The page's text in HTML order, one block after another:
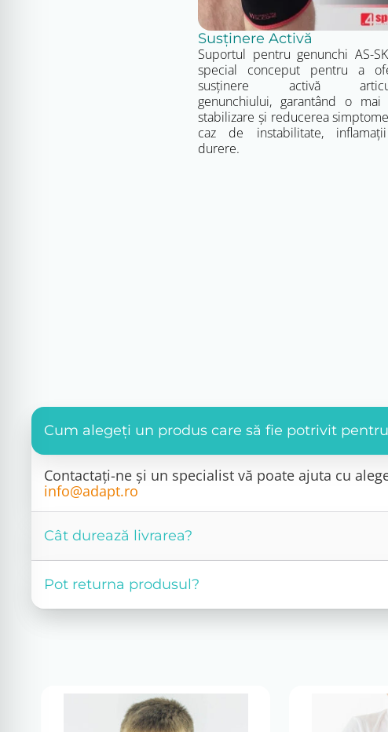
Susținere Activă
Suportul pentru genunchi AS-
special conceput pentru a
susținere activă
genunchiului, garantând o mai
stabilizare și reducerea
caz de instabilitate,
durere.
Cum alegeți un produs care să fie potrivit
Contactați-ne și un specialist vă poate ajuta cu
info@adapt.ro
Cât durează livrarea?
Pot returna produsul?